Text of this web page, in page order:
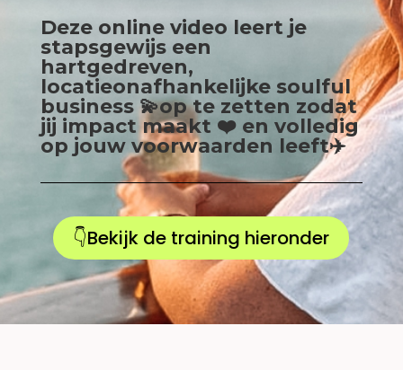
Deze online video leert je
stapsgewijs een
hartgedreven,
locatieonafhankelijke soulful
business 💫op te zetten zodat
jij impact maakt ❤️ en volledig
op jouw voorwaarden leeft✈️
👇Bekijk de training hieronder